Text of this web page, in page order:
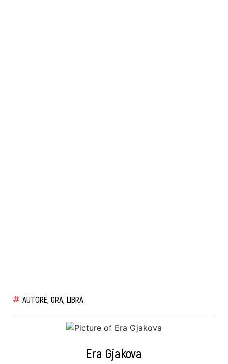
AUTORË GRA LIBRA
Era Gjakova